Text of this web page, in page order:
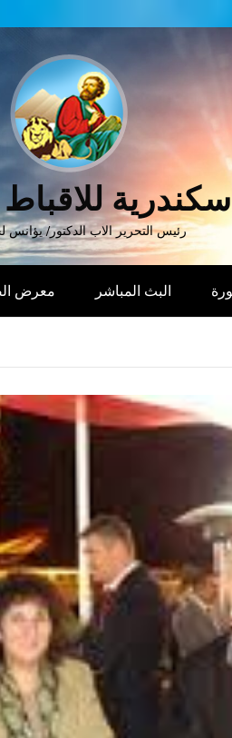
رئيس التحرير الاب الدكتور/
البث المباشر معرض